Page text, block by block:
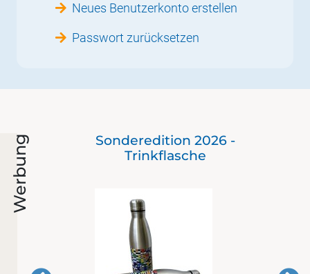
Neues Benutzerkonto erstellen
Passwort zurücksetzen
Werbung
Sonderedition 2026 -
Trinkflasche